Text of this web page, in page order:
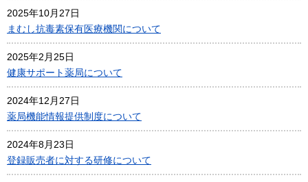
2025年10月27日
まむし抗毒素保有医療機関について
2025年2月25日
健康サポート薬局について
2024年12月27日
薬局機能情報提供制度について
2024年8月23日
登録販売者に対する研修について